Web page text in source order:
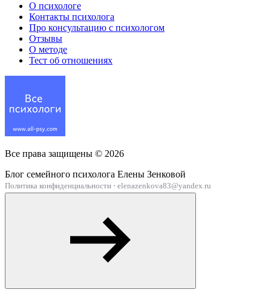
О психологе
Контакты психолога
Про консультацию с психологом
Отзывы
О методе
Тест об отношениях
Все права защищены © 2026
Блог семейного психолога Елены Зенковой
Политика конфиденциальности · elenazenkova83@yandex.ru